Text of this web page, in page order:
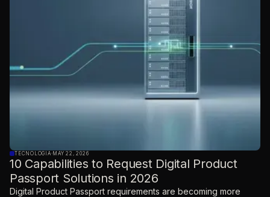
TECNOLOGIA·MAY 22, 2026
10 Capabilities to Request Digital Product
Passport Solutions in 2026
Digital Product Passport requirements are becoming more